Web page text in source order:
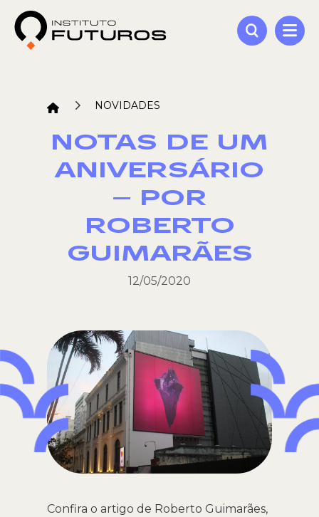
NOVIDADES
NOTAS DE UM
ANIVERSÁRIO
– POR
ROBERTO
GUIMARÃES
12/05/2020
Confira o artigo de Roberto Guimarães,